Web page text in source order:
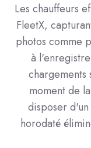
Les chauffeurs
FleetX,
photos comme
à
chargements
moment de
disposer
horodaté